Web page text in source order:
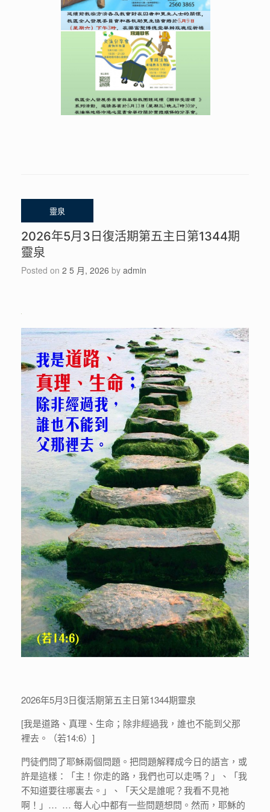
2026年5月3日復活期第五主日第1344期
靈泉
Posted on 2 5 月, 2026 by admin
2026年5月3日復活期第五主日第1344期靈泉
[我是道路、真理、生命；除非經過我，誰也不能到父那
裡去。（若14:6）]
門徒們問了耶穌兩個問題。把問題解釋成今日的語言，或
許是這樣：「主！你走的路，我們也可以走嗎？」、「我
不知道要往哪裏去。」、「天父是誰呢？我看不見祂
啊！」… … 每人心中都有一些問題想問。然而，耶穌的